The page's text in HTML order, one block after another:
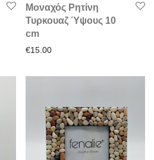
Μοναχός Ρητίνη
Τυρκουαζ Ύψους 10
cm
€15.00